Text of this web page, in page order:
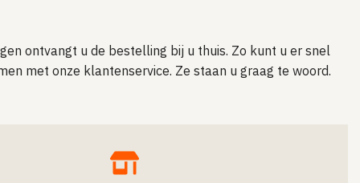
ontvangt u de bestelling bij u thuis. Zo kunt u er snel
met onze klantenservice. Ze staan u graag te woord.